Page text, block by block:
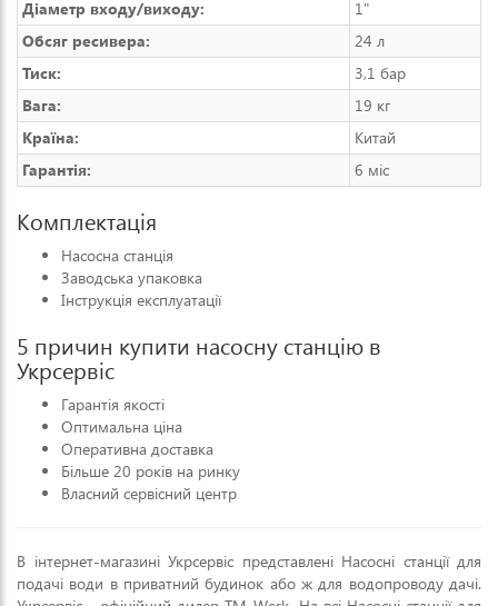
Діаметр входу/виходу:
1"
Обсяг ресивера:
24 л
Тиск:
3,1 бар
Вага:
19 кг
Країна:
Китай
Гарантія:
6 міс
Комплектація
Насосна станція
Заводська упаковка
Інструкція експлуатації
5 причин купити насосну станцію в
Укрсервіс
Гарантія якості
Оптимальна ціна
Оперативна доставка
Більше 20 років на ринку
Власний сервісний центр
В інтернет-магазині Укрсервіс представлені Насосні станції для
подачі води в приватний будинок або ж для водопроводу дачі.